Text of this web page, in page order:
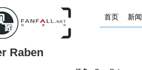
首页 新闻
Raben